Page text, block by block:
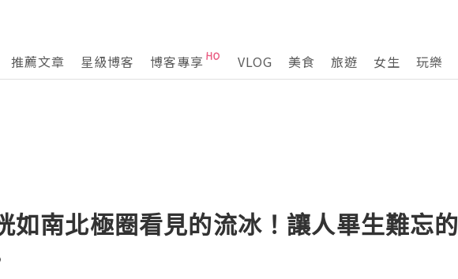
推薦文章 星級博客 博客專享 VLOG 美食 旅遊 女生 玩樂
如南北極圈看見的流冰！讓人畢生難忘的